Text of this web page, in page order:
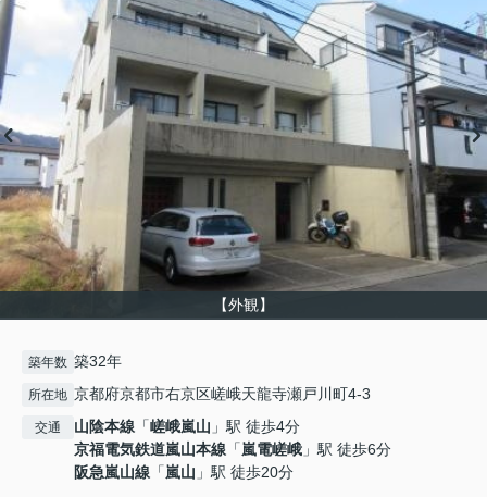
【外観】
築年数 築32年
所在地 京都府京都市右京区嵯峨天龍寺瀬戸川町4-3
交通 山陰本線 「嵯峨嵐山 」駅 徒歩4分
京福電気鉄道嵐山本線 「嵐電嵯峨 」駅 徒歩6分
阪急嵐山線 「嵐山 」駅 徒歩20分